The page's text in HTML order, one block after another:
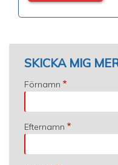
SKICKA MIG
Förnamn
Efternamn